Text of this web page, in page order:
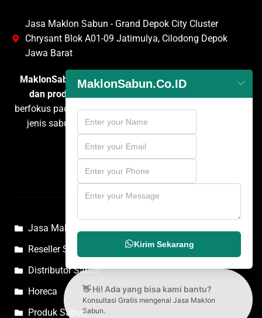
Jasa Maklon Sabun - Grand Depok City Cluster
Chrysant Blok A01-09 Jatimulya, Cilodong Depok
Jawa Barat
MaklonSabun.co.idadalah penyedia layanan
maklon
dan produksi sabun
berfokus pada pengembangan dan pembuatan berbagai
jenis sabun untuk kebutuhan personal care, rumah
tangga, dan komersial.
Jasa Maklon Sabun
Reseller Sabun
Distributor Sabun
Horeca
Produk Sabun
MaklonSabun.Co.ID
Kirim Sekarang
👋 Hi! Ada yang bisa kami bantu?
Konsultasi Gratis mengenai Jasa Maklon
Sabun.